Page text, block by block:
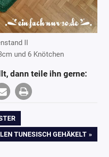
II
und 6 Knötchen
dann teile ihn gerne:
TUNESISCH GEHÄKELT